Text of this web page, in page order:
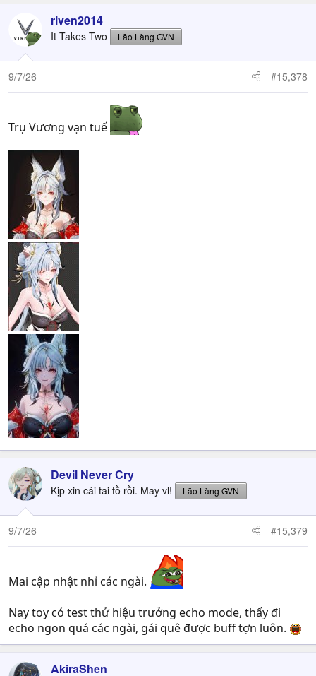
riven2014
It Takes Two Lão Làng GVN
9/7/26 #15,378
Trụ Vương vạn tuế
Devil Never Cry
Kịp xin cái tai tồ rồi. May vl! Lão Làng GVN
9/7/26 #15,379
Mai cập nhật nhỉ các ngài.
Nay toy có test thử hiệu trưởng echo mode, thấy đi
echo ngon quá các ngài, gái quê được buff tợn luôn.
AkiraShen